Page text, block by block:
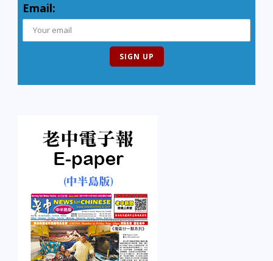
Email: